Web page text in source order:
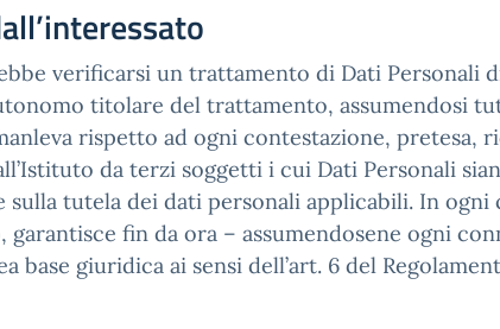
verificarsi un trattamento di Dati Personali
titolare del trattamento, assumendosi
rispetto ad ogni contestazione, pretesa,
da terzi soggetti i cui Dati Personali
tutela dei dati personali applicabili. In
fin da ora – assumendosene ogni
base giuridica ai sensi dell’art. 6 del